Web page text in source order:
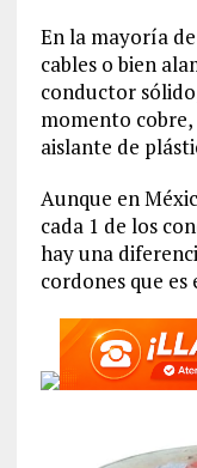
En la mayoría
cables o bien
conductor
momento
aislante de
Aunque en
cada 1 de los
hay una
cordones que es